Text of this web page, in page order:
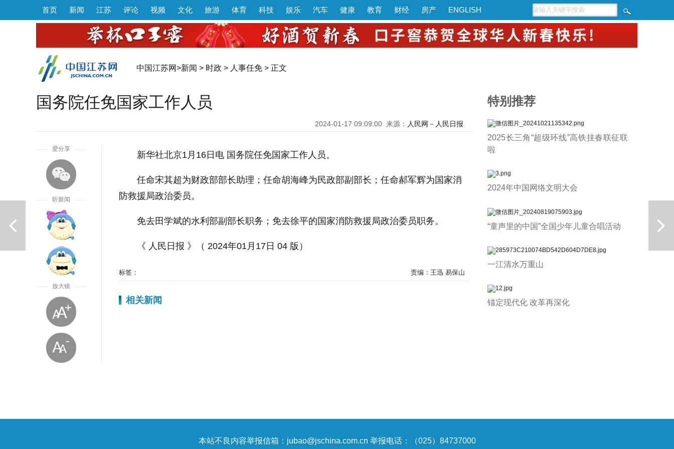
首页 新闻 江苏 评论 视频 文化 旅游 体育 科技 娱乐 汽车 健康 教育 财经 房产 ENGLISH
中国江苏网>新闻 > 时政 > 人事任免 > 正文
国务院任免国家工作人员
2024-01-17 09:09:00 来源： 人民网－人民日报
爱分享
听新闻
放大镜
新华社北京1月16日电 国务院任免国家工作人员。
任命宋其超为财政部部长助理；任命胡海峰为民政部副部长；任命郝军辉为国家消
防救援局政治委员。
免去田学斌的水利部副部长职务；免去徐平的国家消防救援局政治委员职务。
《 人民日报 》（ 2024年01月17日 04 版）
标签： 责编：王迅 易保山
相关新闻
特别推荐
2025长三角“超级环线”高铁挂春联征联
啦
2024年中国网络文明大会
“童声里的中国”全国少年儿童合唱活动
一江清水万重山
锚定现代化 改革再深化
本站不良内容举报信箱：jubao@jschina.com.cn 举报电话：（025）84737000